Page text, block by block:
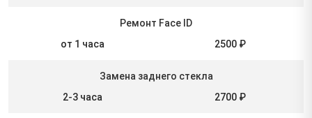
Ремонт Face ID
от 1 часа
2500 ₽
Замена заднего стекла
2-3 часа
2700 ₽